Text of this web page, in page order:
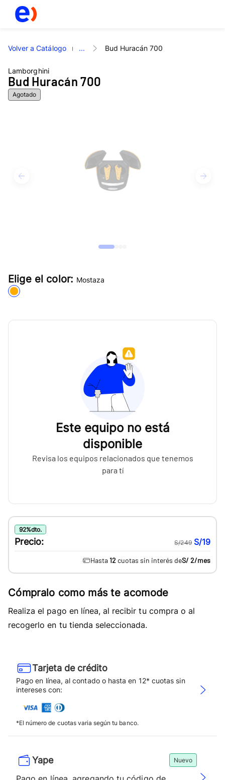
Volver a Catálogo ... Bud Huracán 700
Lamborghini
Bud Huracán 700
Agotado
Elige el color: Mostaza
Este equipo no está
disponible
Revisa los equipos relacionados que tenemos
para tí
92%dto.
Precio: S/249 S/19
Hasta 12 cuotas sin interés deS/ 2/mes
Cómpralo como más te acomode
Realiza el pago en línea, al recibir tu compra o al
recogerlo en tu tienda seleccionada.
Tarjeta de crédito
Pago en línea, al contado o hasta en 12* cuotas sin
intereses con:
*El número de cuotas varia según tu banco.
Yape Nuevo